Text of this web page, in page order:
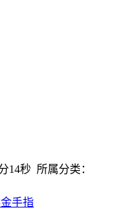
14秒 所属分类：
金手指